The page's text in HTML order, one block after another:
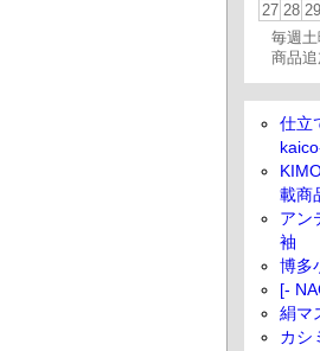
27 28 29
毎週
商品
仕立
載商
アン
袖
博多
[-
絹マ
カシ